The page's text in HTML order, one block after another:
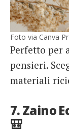
Foto via Canva
Perfetto per
pensieri.
materiali
7. Zaino
🎒